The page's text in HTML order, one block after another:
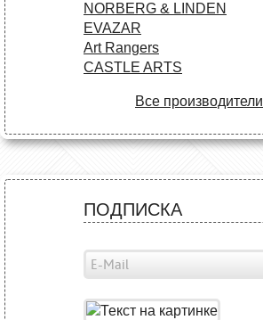
NORBERG & LINDEN
EVAZAR
Art Rangers
CASTLE ARTS
Все производители
ПОДПИСКА